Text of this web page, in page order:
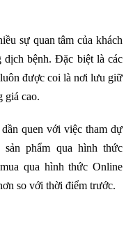
sự quan tâm của khách
dịch bệnh. Đặc biệt là các
được coi là nơi lưu giữ
giá cao.
quen với việc tham dự
phẩm qua hình thức
qua hình thức Online
so với thời điểm trước.